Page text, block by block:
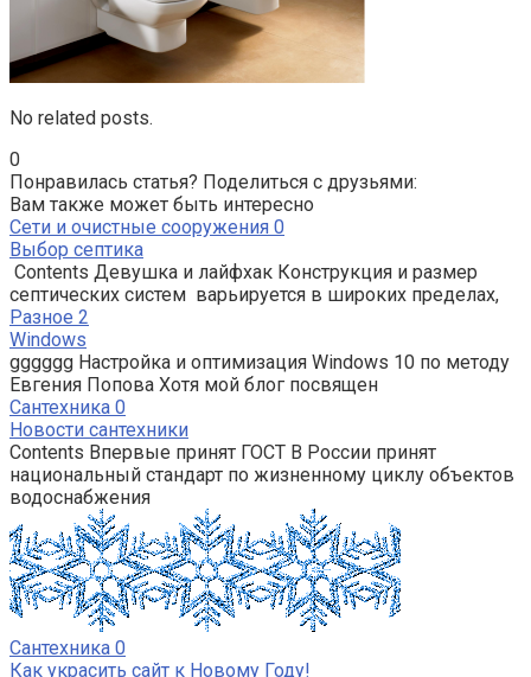
No related posts.
0
Понравилась статья? Поделиться с друзьями:
Вам также может быть интересно
Сети и очистные сооружения 0
Выбор септика
Contents Девушка и лайфхак Конструкция и размер
септических систем варьируется в широких пределах,
Разное 2
Windows
gggggg Настройка и оптимизация Windows 10 по методу
Евгения Попова Хотя мой блог посвящен
Сантехника 0
Новости сантехники
Contents Впервые принят ГОСТ В России принят
национальный стандарт по жизненному циклу объектов
водоснабжения
Сантехника 0
Как украсить сайт к Новому Году!